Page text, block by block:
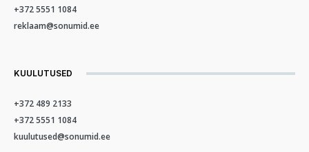
+372 5551 1084
reklaam@sonumid.ee
KUULUTUSED
+372 489 2133
+372 5551 1084
kuulutused@sonumid.ee